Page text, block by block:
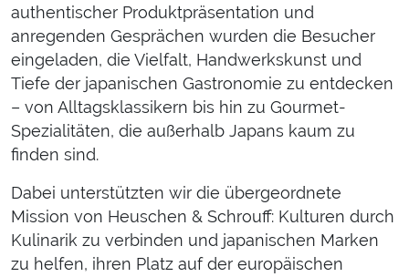
authentischer Produktpräsentation und
anregenden Gesprächen wurden die Besucher
eingeladen, die Vielfalt, Handwerkskunst und
Tiefe der japanischen Gastronomie zu entdecken
– von Alltagsklassikern bis hin zu Gourmet-
Spezialitäten, die außerhalb Japans kaum zu
finden sind.
Dabei unterstützten wir die übergeordnete
Mission von Heuschen & Schrouff: Kulturen durch
Kulinarik zu verbinden und japanischen Marken
zu helfen, ihren Platz auf der europäischen